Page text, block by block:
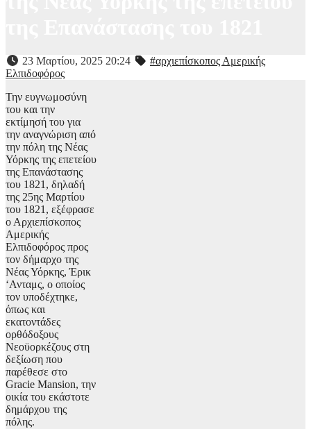
23 Μαρτίου, 2025 20:24
#αρχιεπίσκοπος Αμερικής
Ελπιδοφόρος
Την ευγνωμοσύνη
του και την
εκτίμησή του για
την αναγνώριση από
την πόλη της Νέας
Υόρκης της επετείου
της Επανάστασης
του 1821, δηλαδή
της 25ης Μαρτίου
του 1821, εξέφρασε
ο Αρχιεπίσκοπος
Αμερικής
Ελπιδοφόρος προς
τον δήμαρχο της
Νέας Υόρκης, Έρικ
‘Ανταμς, ο οποίος
τον υποδέχτηκε,
όπως και
εκατοντάδες
ορθόδοξους
Νεοϋορκέζους στη
δεξίωση που
παρέθεσε στο
Gracie Mansion, την
οικία του εκάστοτε
δημάρχου της
πόλης.